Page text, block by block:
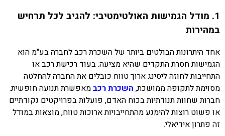
1. מודל הגמישות האולטימטיבי: להגיב לכל תרחיש
במהירות
אחד היתרונות הבולטים ביותר של השכרת רכב לחברה בע"מ הוא
הגמישות חסרת התקדים שהיא מציעה. בעוד רכישת רכב או
התחייבות לחוזה ליסינג ארוך טווח כובלים את החברה להחלטה
מסוימת לתקופה ממושכת, השכרת רכבמאפשרת תנועה חופשית.
חברות שחוות תנודתיות בכוח האדם, פועלות בפרויקטים נקודתיים
או פשוט רוצות להימנע מהתחייבויות ארוכות טווח, מוצאות במודל
זה פתרון אידיאלי.